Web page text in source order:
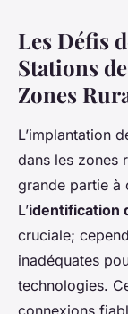
Les Défis
Stations
Zones
L’implantation
dans les zones
grande partie à
L’identification
cruciale;
inadéquates
technologies.
connexions